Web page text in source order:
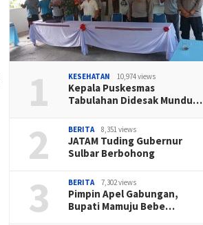
1 KESEHATAN 10,974 views
Kepala Puskesmas
Tabulahan Didesak Mundu…
2 BERITA 8,351 views
JATAM Tuding Gubernur
Sulbar Berbohong
3 BERITA 7,302 views
Pimpin Apel Gabungan,
Bupati Mamuju Bebe…